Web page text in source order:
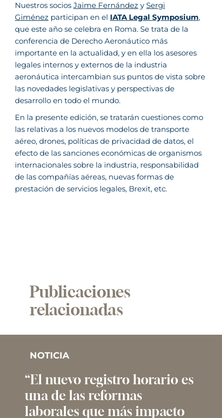
Nuestros socios Jaime Fernández y Sergi
Giménez participan en el IATA Legal Symposium,
que este año se celebra en Roma. Se trata de la
conferencia de Derecho Aeronáutico más
importante en la actualidad, y en ella los asesores
legales internos y externos de la industria
aeronáutica intercambian sus puntos de vista sobre
las novedades legislativas y perspectivas de
desarrollo en todo el mundo.
En la presente edición, se tratarán cuestiones como
las relativas a los nuevos modelos de transporte
aéreo, drones, políticas de privacidad de datos, el
efecto de las sanciones económicas de organismos
internacionales sobre la industria, responsabilidad
de las compañías aéreas, nuevas formas de
prestación de servicios legales, Brexit, etc.
Publicaciones
relacionadas
NOTICIA
“El nuevo registro horario es
una de las reformas
laborales que más impacto